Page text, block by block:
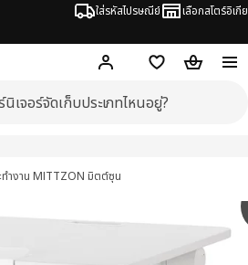
ใส่รหัสไปรษณีย์ เลือกสโตร์อิเกีย
Hej! เข้าสู่ระบบ หรือ ลงทะเ
ช้อปปิ้งลิสต์ตะกร้าสินค้
ทำงาน MITTZON มิตต์ซุน